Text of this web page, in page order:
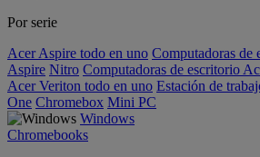
Por serie
Acer Aspire todo en uno Computadoras de
Aspire Nitro Computadoras de escritorio
Acer Veriton todo en uno Estación de
One Chromebox Mini PC
Windows
Chromebooks